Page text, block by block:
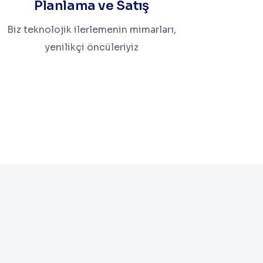
Planlama ve Satış
Biz teknolojik ilerlemenin mimarları,
yenilikçi öncüleriyiz